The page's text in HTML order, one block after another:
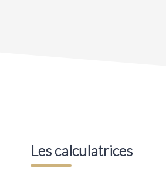
Les calculatrices